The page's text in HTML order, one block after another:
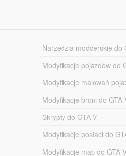
Narzędzia modderskie do
Modyfikacje pojazdów do
Modyfikacje malowań
Modyfikacje broni do GTA
Skrypty do GTA V
Modyfikacje postaci do
Modyfikacje map do GTA V